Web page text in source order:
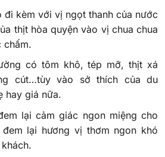
đi kèm với vị ngọt thanh của nước
thịt hòa quyện vào vị chua chua
chấm.
có tôm khô, tép mỡ, thịt xá
cút…tùy vào sở thích của du
hay giá nữa.
lại cảm giác ngon miệng cho
lại hương vị thơm ngon khó